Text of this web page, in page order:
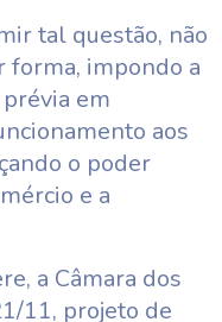
tal questão, não
forma, impondo a
em
aos
o poder
e a
a Câmara dos
11, projeto de